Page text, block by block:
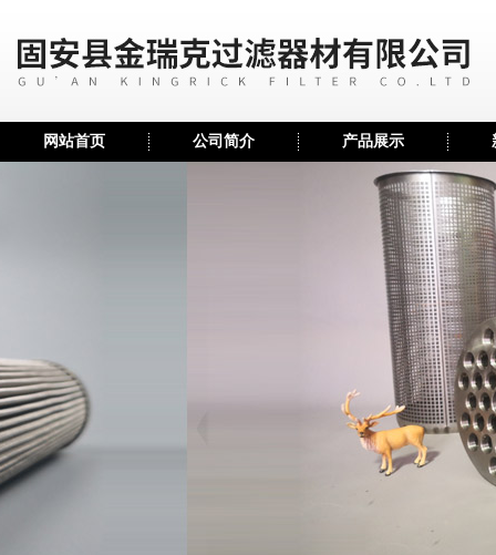
网站首页 公司简介 产品展示